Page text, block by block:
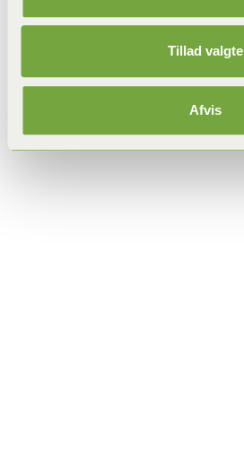
Tillad valgte
Afvis
orangemyre ligner havemyren